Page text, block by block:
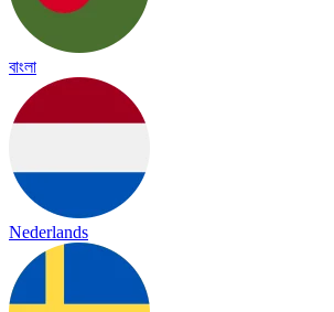
বাংলা
Nederlands